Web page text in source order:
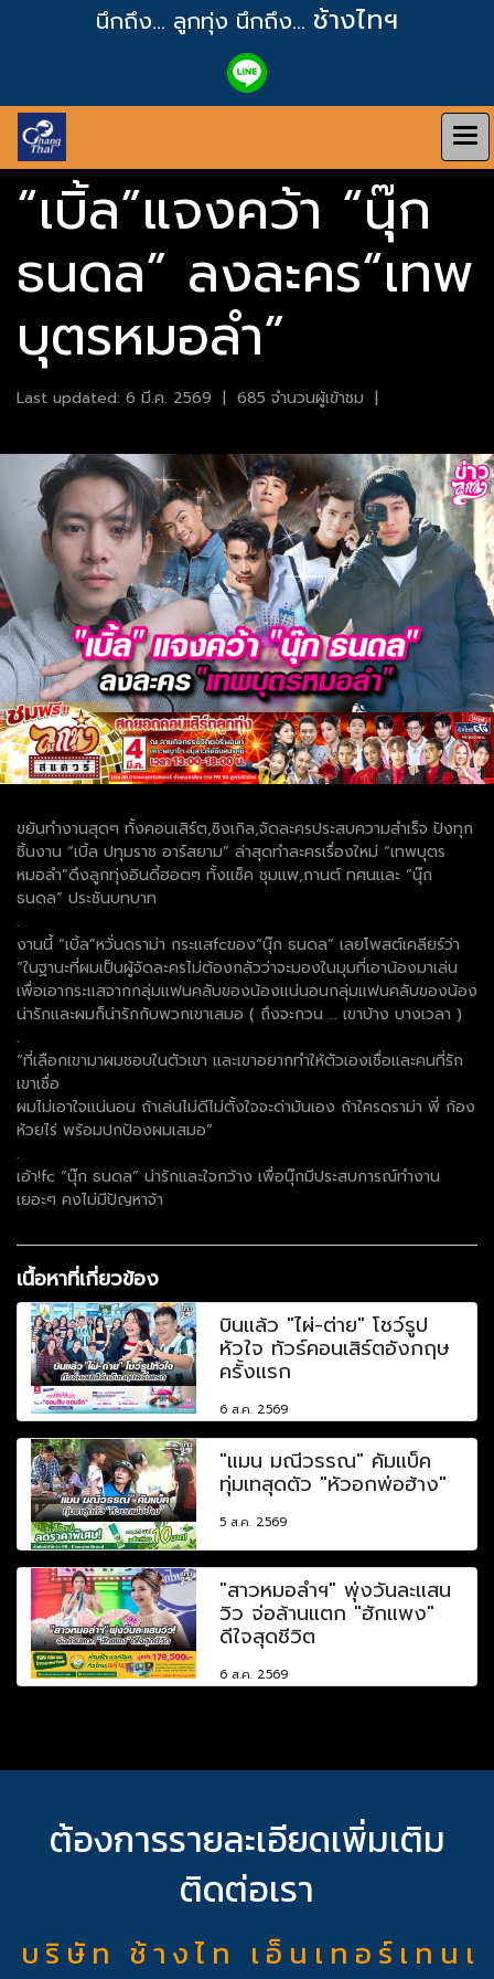
นึกถึง... ลูกทุ่ง นึกถึง... ช้างไทฯ
“เบิ้ล”แจงคว้า “นุ๊ก
ธนดล” ลงละคร“เทพ
บุตรหมอลำ”
Last updated: 6 มี.ค. 2569 | 685 จำนวนผู้เข้าชม |
ขยันทำงานสุดๆ ทั้งคอนเสิร์ต,ซิงเกิล,จัดละครประสบความสำเร็จ ปังทุก
ชิ้นงาน “เบิ้ล ปทุมราช อาร์สยาม” ล่าสุดทำละครเรื่องใหม่ “เทพบุตร
หมอลำ”ดึงลูกทุ่งอินดี้ฮอตๆ ทั้งแซ็ค ชุมแพ,กานต์ ทศนและ “นุ๊ก
ธนดล” ประชันบทบาท
.
งานนี้ “เบิ้ล”หวั่นดราม่า กระแสfcของ“นุ๊ก ธนดล” เลยโพสต์เคลียร์ว่า
“ในฐานะที่ผมเป็นผู้จัดละครไม่ต้องกลัวว่าจะมองในมุมที่เอาน้องมาเล่น
เพื่อเอากระแสจากกลุ่มแฟนคลับของน้องแน่นอนกลุ่มแฟนคลับของน้อง
น่ารักและผมก็น่ารักกับพวกเขาเสมอ ( ถึงจะกวน … เขาบ้าง บางเวลา )
.
“ที่เลือกเขามาผมชอบในตัวเขา และเขาอยากทำให้ตัวเองเชื่อและคนที่รัก
เขาเชื่อ
ผมไม่เอาใจแน่นอน ถ้าเล่นไม่ดีไม่ตั้งใจจะด่ามันเอง ถ้าใครดราม่า พี่ ก้อง
ห้วยไร่ พร้อมปกป้องผมเสมอ”
.
เอ้า!fc “นุ๊ก ธนดล” น่ารักและใจกว้าง เพื่อนุ๊กมีประสบการณ์ทำงาน
เยอะๆ คงไม่มีปัญหาจ้า
เนื้อหาที่เกี่ยวข้อง
บินแล้ว "ไผ่-ต่าย" โชว์รูป
หัวใจ ทัวร์คอนเสิร์ตอังกฤษ
ครั้งแรก
6 ส.ค. 2569
"แมน มณีวรรณ" คัมแบ็ค
ทุ่มเทสุดตัว "หัวอกพ่อฮ้าง"
5 ส.ค. 2569
"สาวหมอลำฯ" พุ่งวันละแสน
วิว จ่อล้านแตก "ฮักแพง"
ดีใจสุดชีวิต
6 ส.ค. 2569
ต้องการรายละเอียดเพิ่มเติม
ติดต่อเรา
บ ริ ษั ท ช้ า ง ไ ท เ อ็ น เ ท อ ร์ เ ท น เ